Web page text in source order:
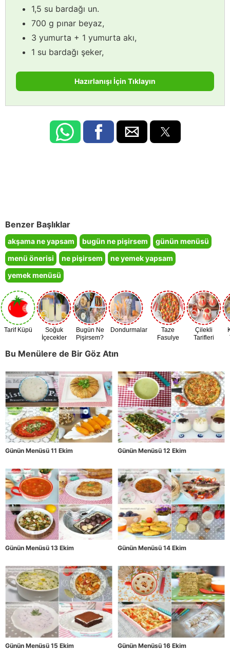
1,5 su bardağı un.
700 g pınar beyaz,
3 yumurta + 1 yumurta akı,
1 su bardağı şeker,
Hazırlanışı İçin Tıklayın
Benzer Başlıklar
akşama ne yapsam bugün ne pişirsem
günün menüsü
menü önerisi
ne pişirsem
ne yemek yapsam
yemek menüsü
Tarif Küpü
Soğuk
İçecekler
Bugün Ne
Pişirsem?
Dondurmalar
Taze
Fasulye
Çilekli
Tarifleri
Bu Menülere de Bir Göz Atın
Günün Menüsü 11 Ekim Günün Menüsü 12 Ekim
Günün Menüsü 13 Ekim Günün Menüsü 14 Ekim
Günün Menüsü 15 Ekim Günün Menüsü 16 Ekim